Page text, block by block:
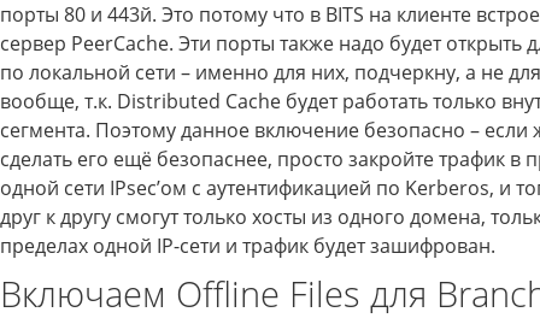
порты 80 и 443й. Это потому что в BITS на клиенте
сервер PeerCache. Эти порты также надо будет открыть
по локальной сети – именно для них, подчеркну, а не
вообще, т.к. Distributed Cache будет работать только
сегмента. Поэтому данное включение безопасно – если
сделать его ещё безопаснее, просто закройте трафик в
одной сети IPsec’ом с аутентификацией по Kerberos, и
друг к другу смогут только хосты из одного домена,
пределах одной IP-сети и трафик будет зашифрован.
Включаем Offline Files для